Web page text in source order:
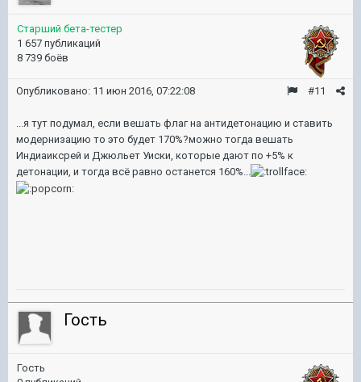
Старший бета-тестер
1 657 публикаций
8 739 боёв
#11
Опубликовано: 11 июн 2016, 07:22:08
...я тут подумал, если вешать флаг на антидетонацию и ставить
модернизацию то это будет 170%?можно тогда вешать
Индиаиксрей и Джюльет Уиски, которые дают по +5% к
детонации, и тогда всё равно останется 160%...
Гость
Гость